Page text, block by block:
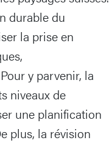
durable du
la prise en
y parvenir, la
niveaux de
une planification
plus, la révision